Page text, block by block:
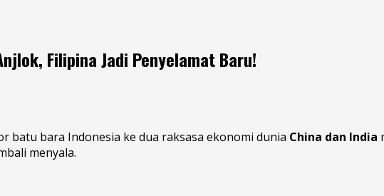
Filipina Jadi Penyelamat Baru!
batu bara Indonesia ke dua raksasa ekonomi dunia China dan India
menyala.